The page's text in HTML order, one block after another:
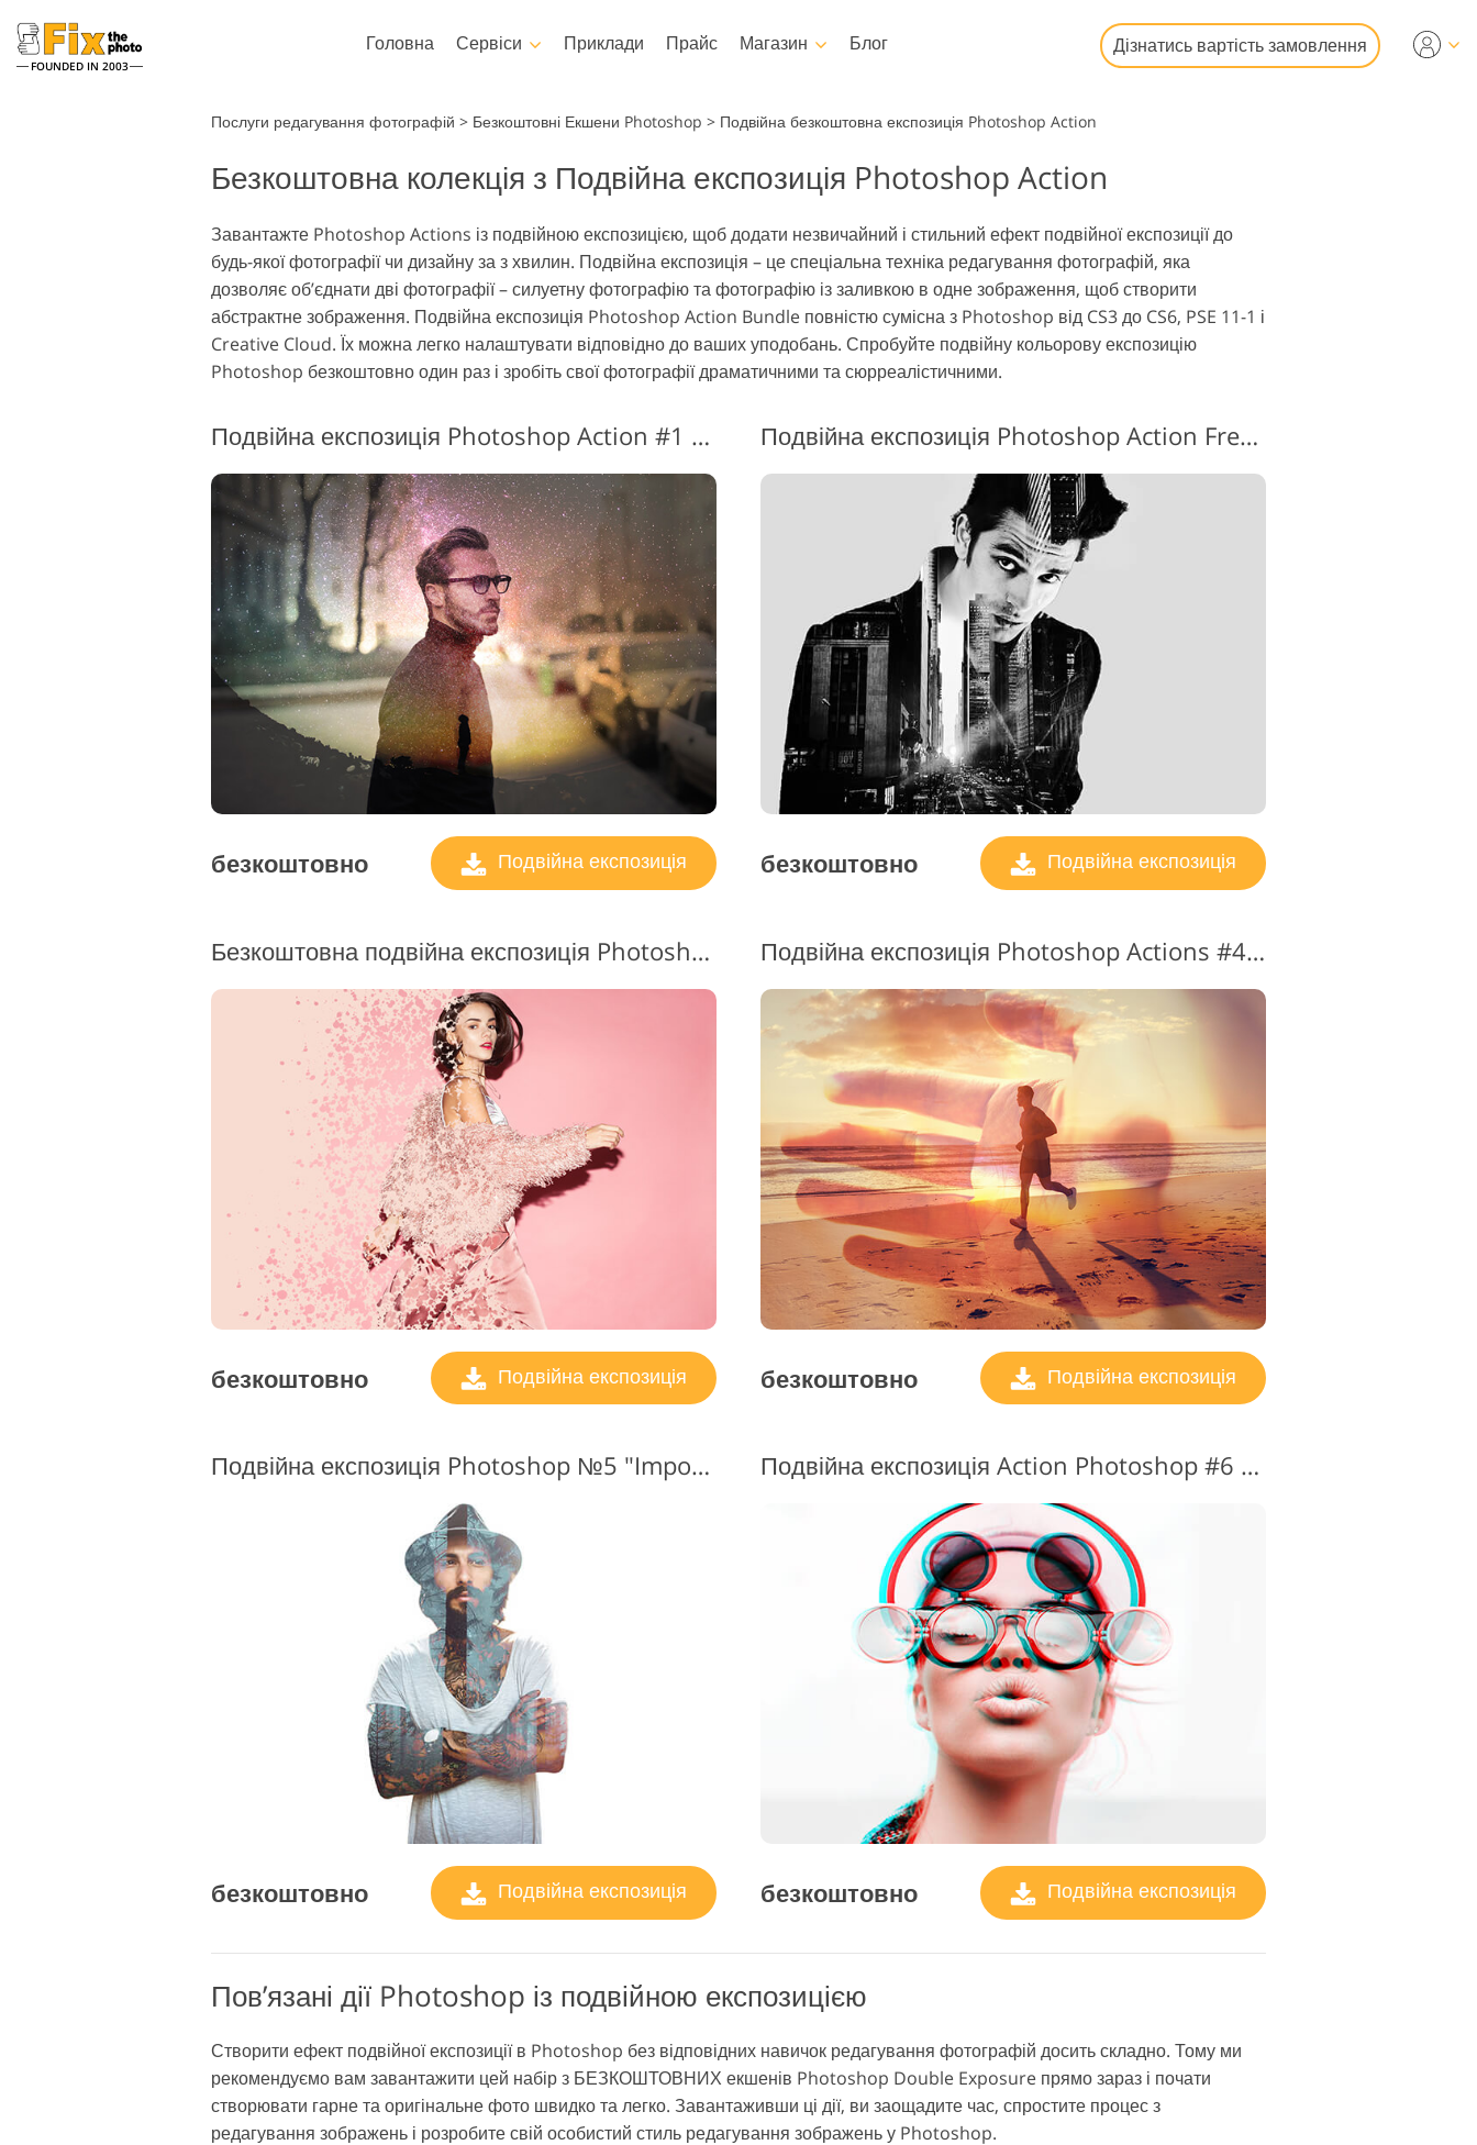
FOUNDED IN 2003
Головна Сервіси
новонароджених
нерухомості
Редагування Весільних
Фото
Моделі одягу, згенеровані
за допомогою штучного
Фотоманіпуляції Реставрація фото
Сервіс ретуші товарів
Редагування фото
ювелірних виробів
Дані для навчання ШІ
Послуги з Редагування
Відео
Приклади Прайс Магазин
Lightroom
Пресети Lightroom
Пресети - Найкраща
Пропозиція
Мобільні пресети
Photoshop
Photoshop Екшени
Накладення Photoshop
Текстури Photoshop
Цілі колекції екшенів Ps
Набори Ps Overlays
Templates
Усі шаблони
Листівки до Дня Святого
Валентина
Запрошення на весілля
Запрошення на дитяче
свято
Video
LUTs для редагування
Професійні відео
оверлейси
Блог Дізнатись вартість замовлення
Послуги редагування фотографій > Безкоштовні Екшени Photoshop > Подвійна безкоштовна експозиція Photoshop Action
Безкоштовна колекція з Подвійна експозиція Photoshop Action
Завантажте Photoshop Actions із подвійною експозицією, щоб додати незвичайний і стильний ефект подвійної експозиції до
будь-якої фотографії чи дизайну за з хвилин. Подвійна експозиція – це спеціальна техніка редагування фотографій, яка
дозволяє об’єднати дві фотографії – силуетну фотографію та фотографію із заливкою в одне зображення, щоб створити
абстрактне зображення. Подвійна експозиція Photoshop Action Bundle повністю сумісна з Photoshop від CS3 до CS6, PSE 11-1 і
Creative Cloud. Їх можна легко налаштувати відповідно до ваших уподобань. Спробуйте подвійну кольорову експозицію
Photoshop безкоштовно один раз і зробіть свої фотографії драматичними та сюрреалістичними.
Подвійна експозиція Photoshop Action #1 "3 Colors"
безкоштовно Подвійна експозиція
Подвійна експозиція Photoshop Action Free #2 "Black & White"
безкоштовно Подвійна експозиція
Безкоштовна подвійна експозиція Photoshop Action #3 "Dispersion Effect"
безкоштовно Подвійна експозиція
Подвійна експозиція Photoshop Actions #4 "Gradient"
безкоштовно Подвійна експозиція
Подвійна експозиція Photoshop №5 "Imposition"
безкоштовно Подвійна експозиція
Подвійна експозиція Action Photoshop #6 "Lomo"
безкоштовно Подвійна експозиція
Пов’язані дії Photoshop із подвійною експозицією
Створити ефект подвійної експозиції в Photoshop без відповідних навичок редагування фотографій досить складно. Тому ми
рекомендуємо вам завантажити цей набір з БЕЗКОШТОВНИХ екшенів Photoshop Double Exposure прямо зараз і почати
створювати гарне та оригінальне фото швидко та легко. Завантаживши ці дії, ви заощадите час, спростите процес з
редагування зображень і розробите свій особистий стиль редагування зображень у Photoshop.